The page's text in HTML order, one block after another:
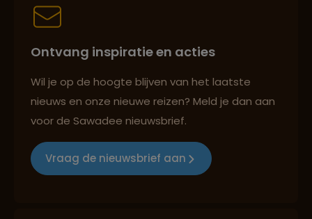
Best beoordeelde reisroutes
Groepsreizen mét indivuele vrijheid
Ontvang inspiratie en acties
Wil je op de hoogte blijven van het laatste
nieuws en onze nieuwe reizen? Meld je dan aan
voor de Sawadee nieuwsbrief.
Vraag de nieuwsbrief aan